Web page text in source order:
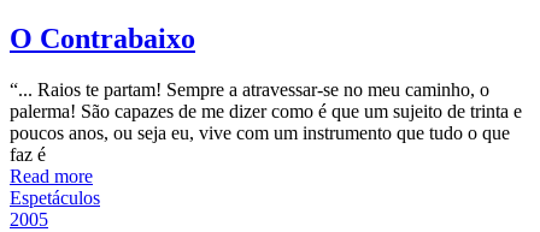
O Contrabaixo
“... Raios te partam! Sempre a atravessar-se no meu caminho, o
palerma! São capazes de me dizer como é que um sujeito de trinta e
poucos anos, ou seja eu, vive com um instrumento que tudo o que
faz é
Read more
Espetáculos
2005